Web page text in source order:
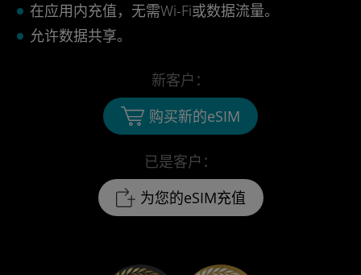
在应用内充值，无需Wi-Fi或数据流量。
允许数据共享。
已是客户：
为您的eSIM充值
新客户：
购买新的eSIM